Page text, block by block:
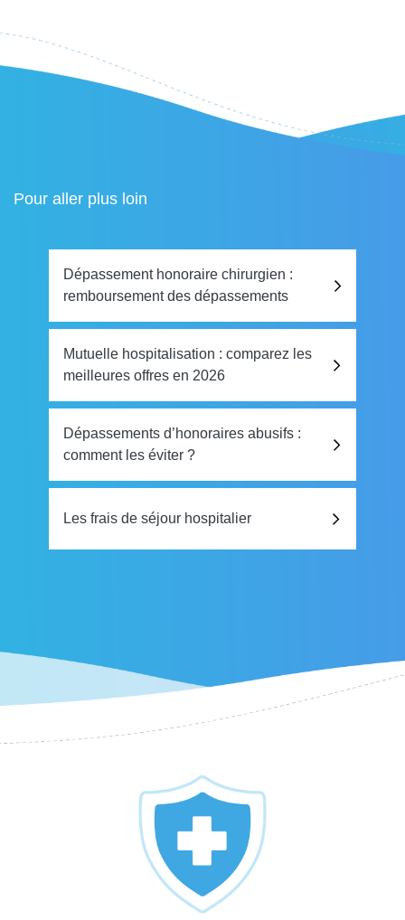
Pour aller plus loin
Dépassement honoraire chirurgien :
remboursement des dépassements
Mutuelle hospitalisation : comparez les
meilleures offres en 2026
Dépassements d’honoraires abusifs :
comment les éviter ?
Les frais de séjour hospitalier